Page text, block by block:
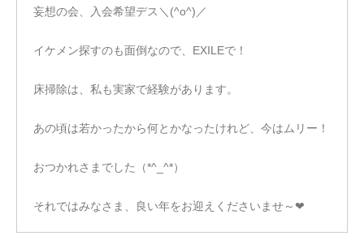
妄想の会、入会希望デス＼(^o^)／
イケメン探すのも面倒なので、EXILEで！
床掃除は、私も実家で経験があります。
あの頃は若かったから何とかなったけれど、今はムリー！
おつかれさまでした（*^_^*）
それではみなさま、良い年をお迎えくださいませ～❤